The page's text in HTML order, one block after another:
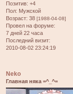
Позитив: +4
Пол: Мужской
Возраст: 38 [1988-04-08]
Провел на форуме:
7 дней 22 часа
Последний визит:
2010-08-02 23:24:19
Neko
Главная няка =^_^=